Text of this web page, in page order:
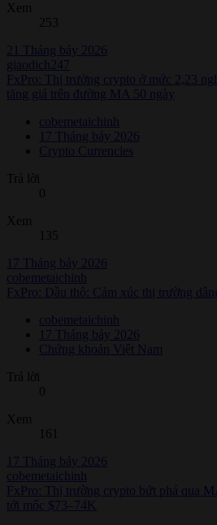
Xem
253
21 Tháng bảy 2026
giaodich247
FxPro: Thị trường crypto ở mức 2,23
tăng giá trên đường MA 50 ngày
cobemetaichinh
17 Tháng bảy 2026
Crypto Currencies
Trả lời
0
Xem
135
17 Tháng bảy 2026
cobemetaichinh
FxPro: Dầu thô: Cảm xúc thị trường
cobemetaichinh
17 Tháng bảy 2026
Chứng khoán Việt Nam
Trả lời
0
Xem
161
17 Tháng bảy 2026
cobemetaichinh
FxPro: Thị trường crypto bứt phá qua
tới mốc $73–74K